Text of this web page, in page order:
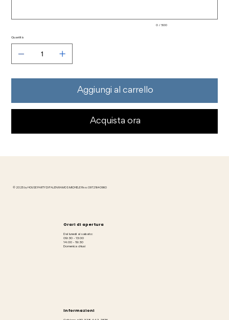
0 / 500
Quantità
Aggiungi al carrello
Acquista ora
© 2025 by HOUSE PARTY DI FALEN RAMOS MICHELE P.iva: 09721640960
Orari di apertura
Dal lunedì al sabato:
09:30 - 13:00
14:00 - 19:30
Domenica chiusi
Informazioni